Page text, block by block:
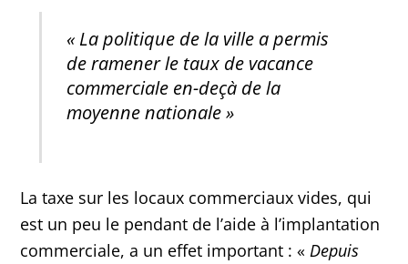
« La politique de la ville a permis
de ramener le taux de vacance
commerciale en-deçà de la
moyenne nationale »
La taxe sur les locaux commerciaux vides, qui
est un peu le pendant de l’aide à l’implantation
commerciale, a un effet important : « Depuis